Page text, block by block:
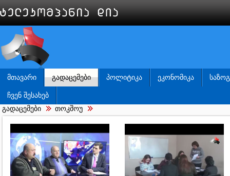
ᲛᲗᲐᲕᲐᲠᲘ ᲒᲐᲓᲐᲪᲔᲛᲔᲑᲘ ᲞᲝᲚᲘᲢᲘᲙᲐ ᲔᲙᲝᲜᲝᲛᲘᲙᲐ
ᲩᲕᲔᲜ ᲨᲔᲡᲐᲮᲔᲑ
გადაცემები
თოკშოუ